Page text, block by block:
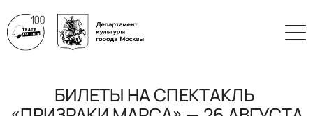
БИЛЕТЫ НА СПЕКТАКЛЬ